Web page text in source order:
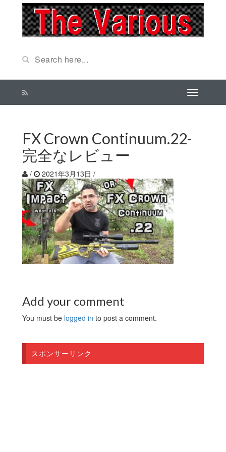
FX Crown Continuum.22-
完全なレビュー
/ 2021年3月13日 /
Add your comment
You must be logged in to post a comment.
スポンサーリンク